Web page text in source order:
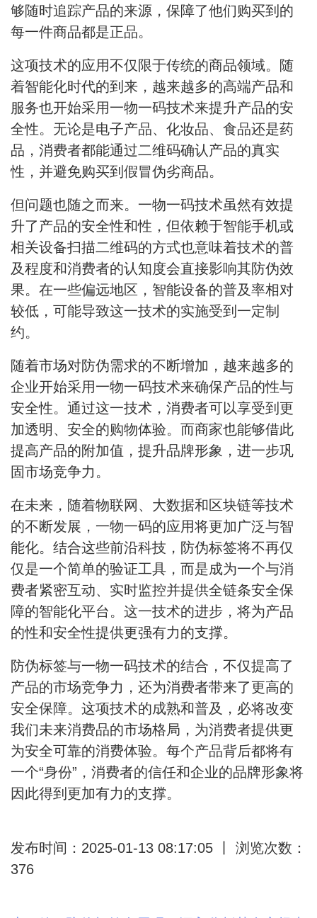
够随时追踪产品的来源，保障了他们购买到的
每一件商品都是正品。
这项技术的应用不仅限于传统的商品领域。随
着智能化时代的到来，越来越多的高端产品和
服务也开始采用一物一码技术来提升产品的安
全性。无论是电子产品、化妆品、食品还是药
品，消费者都能通过二维码确认产品的真实
性，并避免购买到假冒伪劣商品。
但问题也随之而来。一物一码技术虽然有效提
升了产品的安全性和性，但依赖于智能手机或
相关设备扫描二维码的方式也意味着技术的普
及程度和消费者的认知度会直接影响其防伪效
果。在一些偏远地区，智能设备的普及率相对
较低，可能导致这一技术的实施受到一定制
约。
随着市场对防伪需求的不断增加，越来越多的
企业开始采用一物一码技术来确保产品的性与
安全性。通过这一技术，消费者可以享受到更
加透明、安全的购物体验。而商家也能够借此
提高产品的附加值，提升品牌形象，进一步巩
固市场竞争力。
在未来，随着物联网、大数据和区块链等技术
的不断发展，一物一码的应用将更加广泛与智
能化。结合这些前沿科技，防伪标签将不再仅
仅是一个简单的验证工具，而是成为一个与消
费者紧密互动、实时监控并提供全链条安全保
障的智能化平台。这一技术的进步，将为产品
的性和安全性提供更强有力的支撑。
防伪标签与一物一码技术的结合，不仅提高了
产品的市场竞争力，还为消费者带来了更高的
安全保障。这项技术的成熟和普及，必将改变
我们未来消费品的市场格局，为消费者提供更
为安全可靠的消费体验。每个产品背后都将有
一个“身份”，消费者的信任和企业的品牌形象将
因此得到更加有力的支撑。
发布时间：2025-01-13 08:17:05 丨 浏览次数：
376